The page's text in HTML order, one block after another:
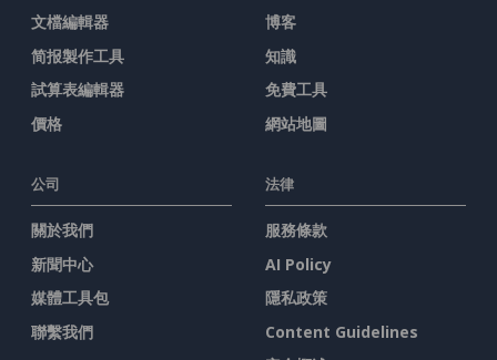
文檔編輯器
简报製作工具
試算表編輯器
價格
博客
知識
免費工具
網站地圖
公司
關於我們
新聞中心
媒體工具包
聯繫我們
法律
服務條款
AI Policy
隱私政策
Content Guidelines